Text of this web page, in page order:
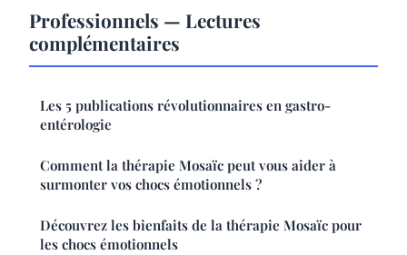
Professionnels — Lectures
complémentaires
Les 5 publications révolutionnaires en gastro-
entérologie
Comment la thérapie Mosaïc peut vous aider à
surmonter vos chocs émotionnels ?
Découvrez les bienfaits de la thérapie Mosaïc pour
les chocs émotionnels